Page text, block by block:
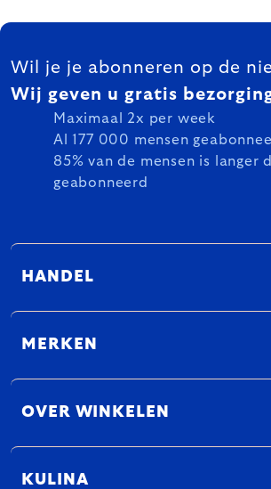
FOOTER
Wil je je abonneren op de
Wij geven u gratis
Maximaal 2x per week
Al 177 000 mensen
85% van de mensen is langer
geabonneerd
HANDEL
MERKEN
OVER WINKELEN
KULINA